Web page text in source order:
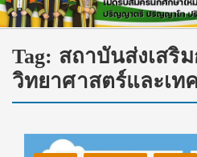
Tag: สถาบันส่งเสริ
วิทยาศาสตร์และเท